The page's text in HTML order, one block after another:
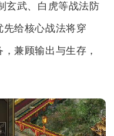
玄武、白虎等战法防
给核心战法将穿
兼顾输出与生存，